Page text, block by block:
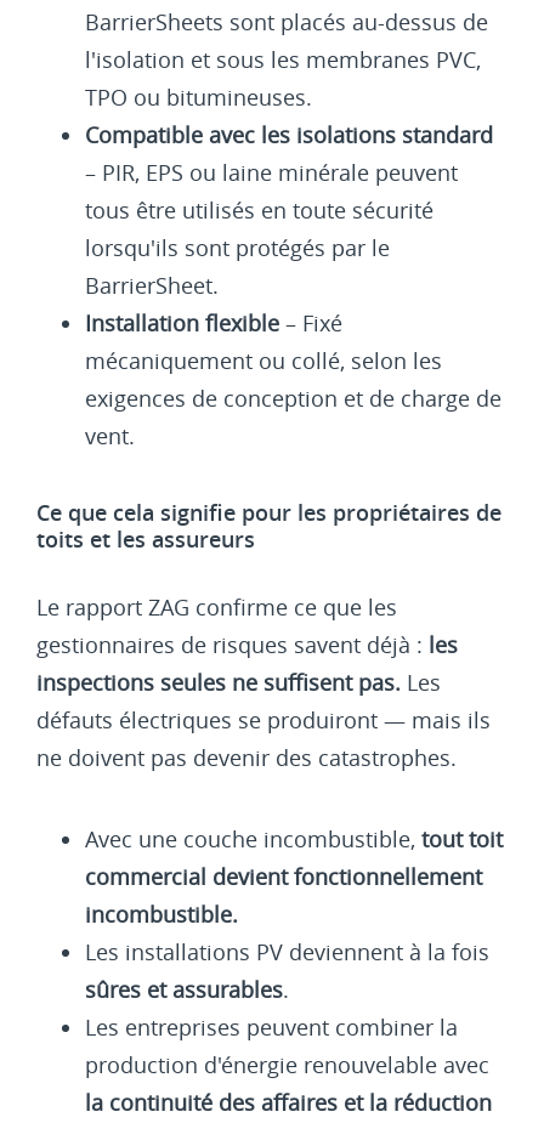
BarrierSheets sont placés au-dessus de
l'isolation et sous les membranes PVC,
TPO ou bitumineuses.
Compatible avec les isolations standard
– PIR, EPS ou laine minérale peuvent
tous être utilisés en toute sécurité
lorsqu'ils sont protégés par le
BarrierSheet.
Installation flexible – Fixé
mécaniquement ou collé, selon les
exigences de conception et de charge de
vent.
Ce que cela signifie pour les propriétaires de
toits et les assureurs
Le rapport ZAG confirme ce que les
gestionnaires de risques savent déjà : les
inspections seules ne suffisent pas. Les
défauts électriques se produiront — mais ils
ne doivent pas devenir des catastrophes.
Avec une couche incombustible, tout toit
commercial devient fonctionnellement
incombustible.
Les installations PV deviennent à la fois
sûres et assurables.
Les entreprises peuvent combiner la
production d'énergie renouvelable avec
la continuité des affaires et la réduction